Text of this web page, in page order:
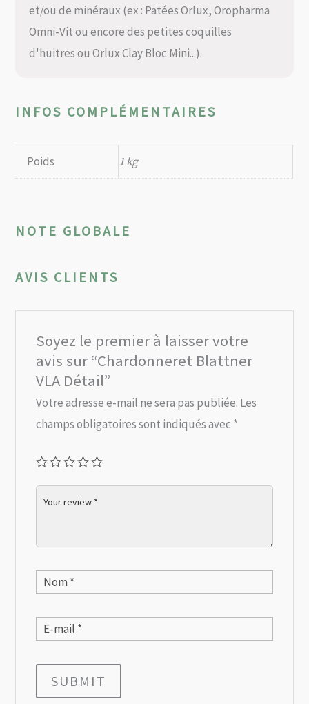
et/ou de minéraux (ex : Patées Orlux, Oropharma
Omni-Vit ou encore des petites coquilles
d'huitres ou Orlux Clay Bloc Mini...).
INFOS COMPLÉMENTAIRES
Poids 1 kg
NOTE GLOBALE
AVIS CLIENTS
Soyez le premier à laisser votre
avis sur “Chardonneret Blattner
VLA Détail”
Votre adresse e-mail ne sera pas publiée. Les
champs obligatoires sont indiqués avec *
SUBMIT